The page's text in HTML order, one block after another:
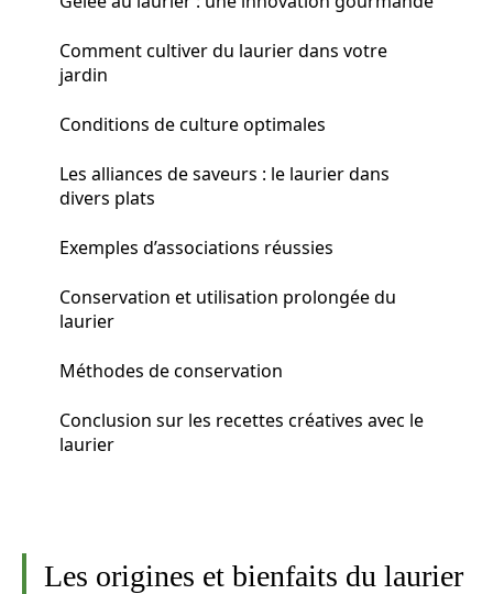
Comment cultiver du laurier dans votre
jardin
Conditions de culture optimales
Les alliances de saveurs : le laurier dans
divers plats
Exemples d’associations réussies
Conservation et utilisation prolongée du
laurier
Méthodes de conservation
Conclusion sur les recettes créatives avec le
laurier
Les origines et bienfaits du laurier